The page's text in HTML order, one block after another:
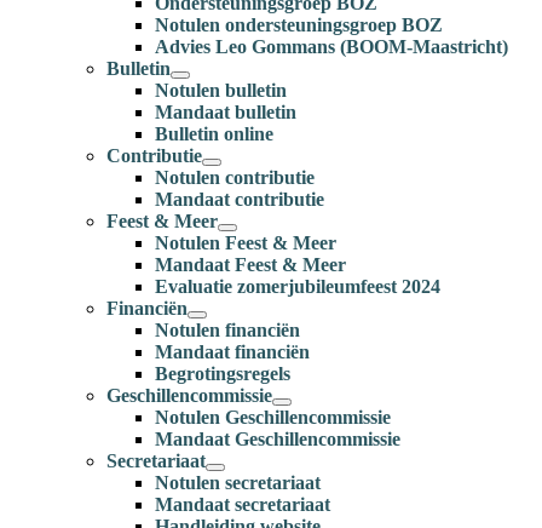
Notulen ondersteuningsgroep BOZ
Advies Leo Gommans (BOOM-Maastricht)
Bulletin
Notulen bulletin
Mandaat bulletin
Bulletin online
Contributie
Notulen contributie
Mandaat contributie
Feest & Meer
Notulen Feest & Meer
Mandaat Feest & Meer
Evaluatie zomerjubileumfeest 2024
Financiën
Notulen financiën
Mandaat financiën
Begrotingsregels
Geschillencommissie
Notulen Geschillencommissie
Mandaat Geschillencommissie
Secretariaat
Notulen secretariaat
Mandaat secretariaat